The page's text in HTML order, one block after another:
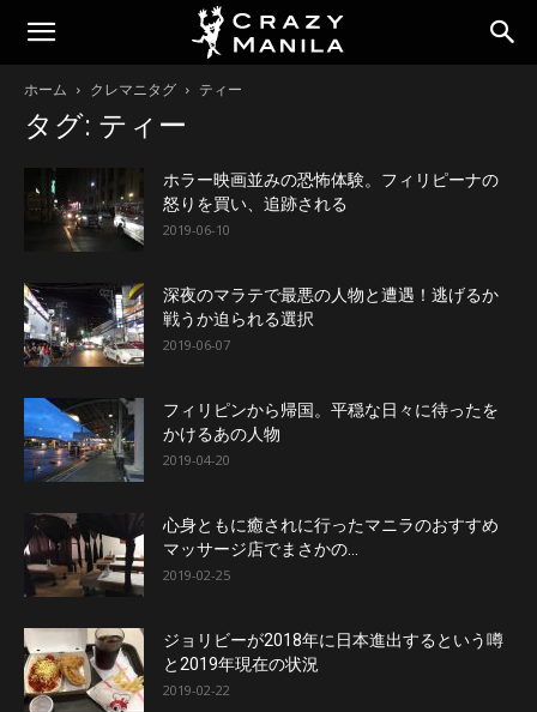
ホーム クレマニタグ ティー
タグ: ティー
ホラー映画並みの恐怖体験。フィリピーナの
怒りを買い、追跡される
2019-06-10
深夜のマラテで最悪の人物と遭遇！逃げるか
戦うか迫られる選択
2019-06-07
フィリピンから帰国。平穏な日々に待ったを
かけるあの人物
2019-04-20
心身ともに癒されに行ったマニラのおすすめ
マッサージ店でまさかの…
2019-02-25
ジョリビーが2018年に日本進出するという噂
と2019年現在の状況
2019-02-22